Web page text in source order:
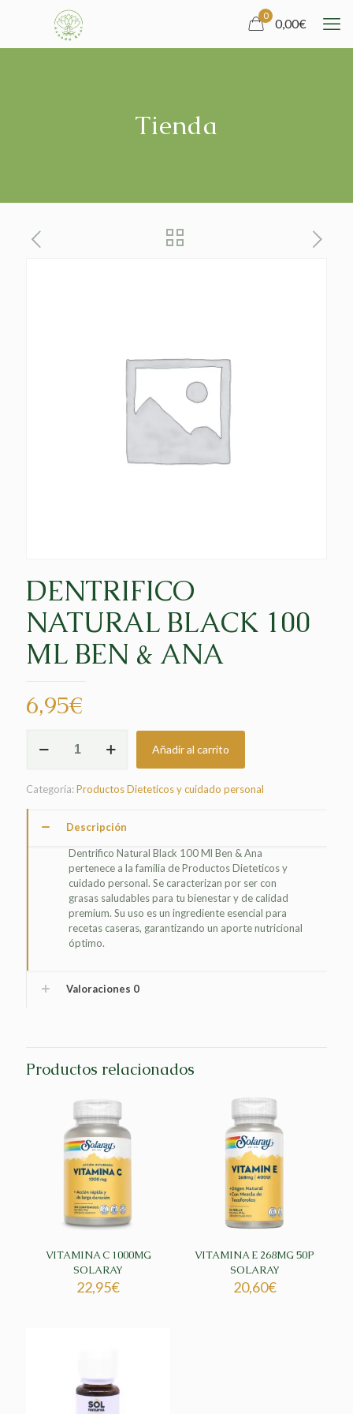
0
0,00€
Tienda
DENTRIFICO
NATURAL BLACK 100
ML BEN & ANA
6,95€
NATURAL
ML
BEN
Añadir al carrito
Categoría:Productos Dieteticos y cuidado personal
Descripción
Dentrifico Natural Black 100 Ml Ben & Ana
pertenece a la familia de Productos Dieteticos y
cuidado personal. Se caracterizan por ser con
grasas saludables para tu bienestar y de calidad
premium. Su uso es un ingrediente esencial para
recetas caseras, garantizando un aporte nutricional
óptimo.
Valoraciones 0
Productos relacionados
VITAMINA C 1000MG
SOLARAY
22,95€
VITAMINA E 268MG 50P
SOLARAY
20,60€